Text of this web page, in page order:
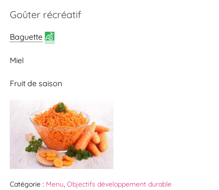
Goûter récréatif
Baguette
Miel
Fruit de saison
Catégorie : Menu, Objectifs développement durable